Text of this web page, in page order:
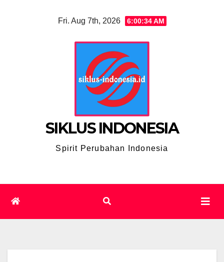
Fri. Aug 7th, 2026 6:00:35 AM
SIKLUS INDONESIA
Spirit Perubahan Indonesia